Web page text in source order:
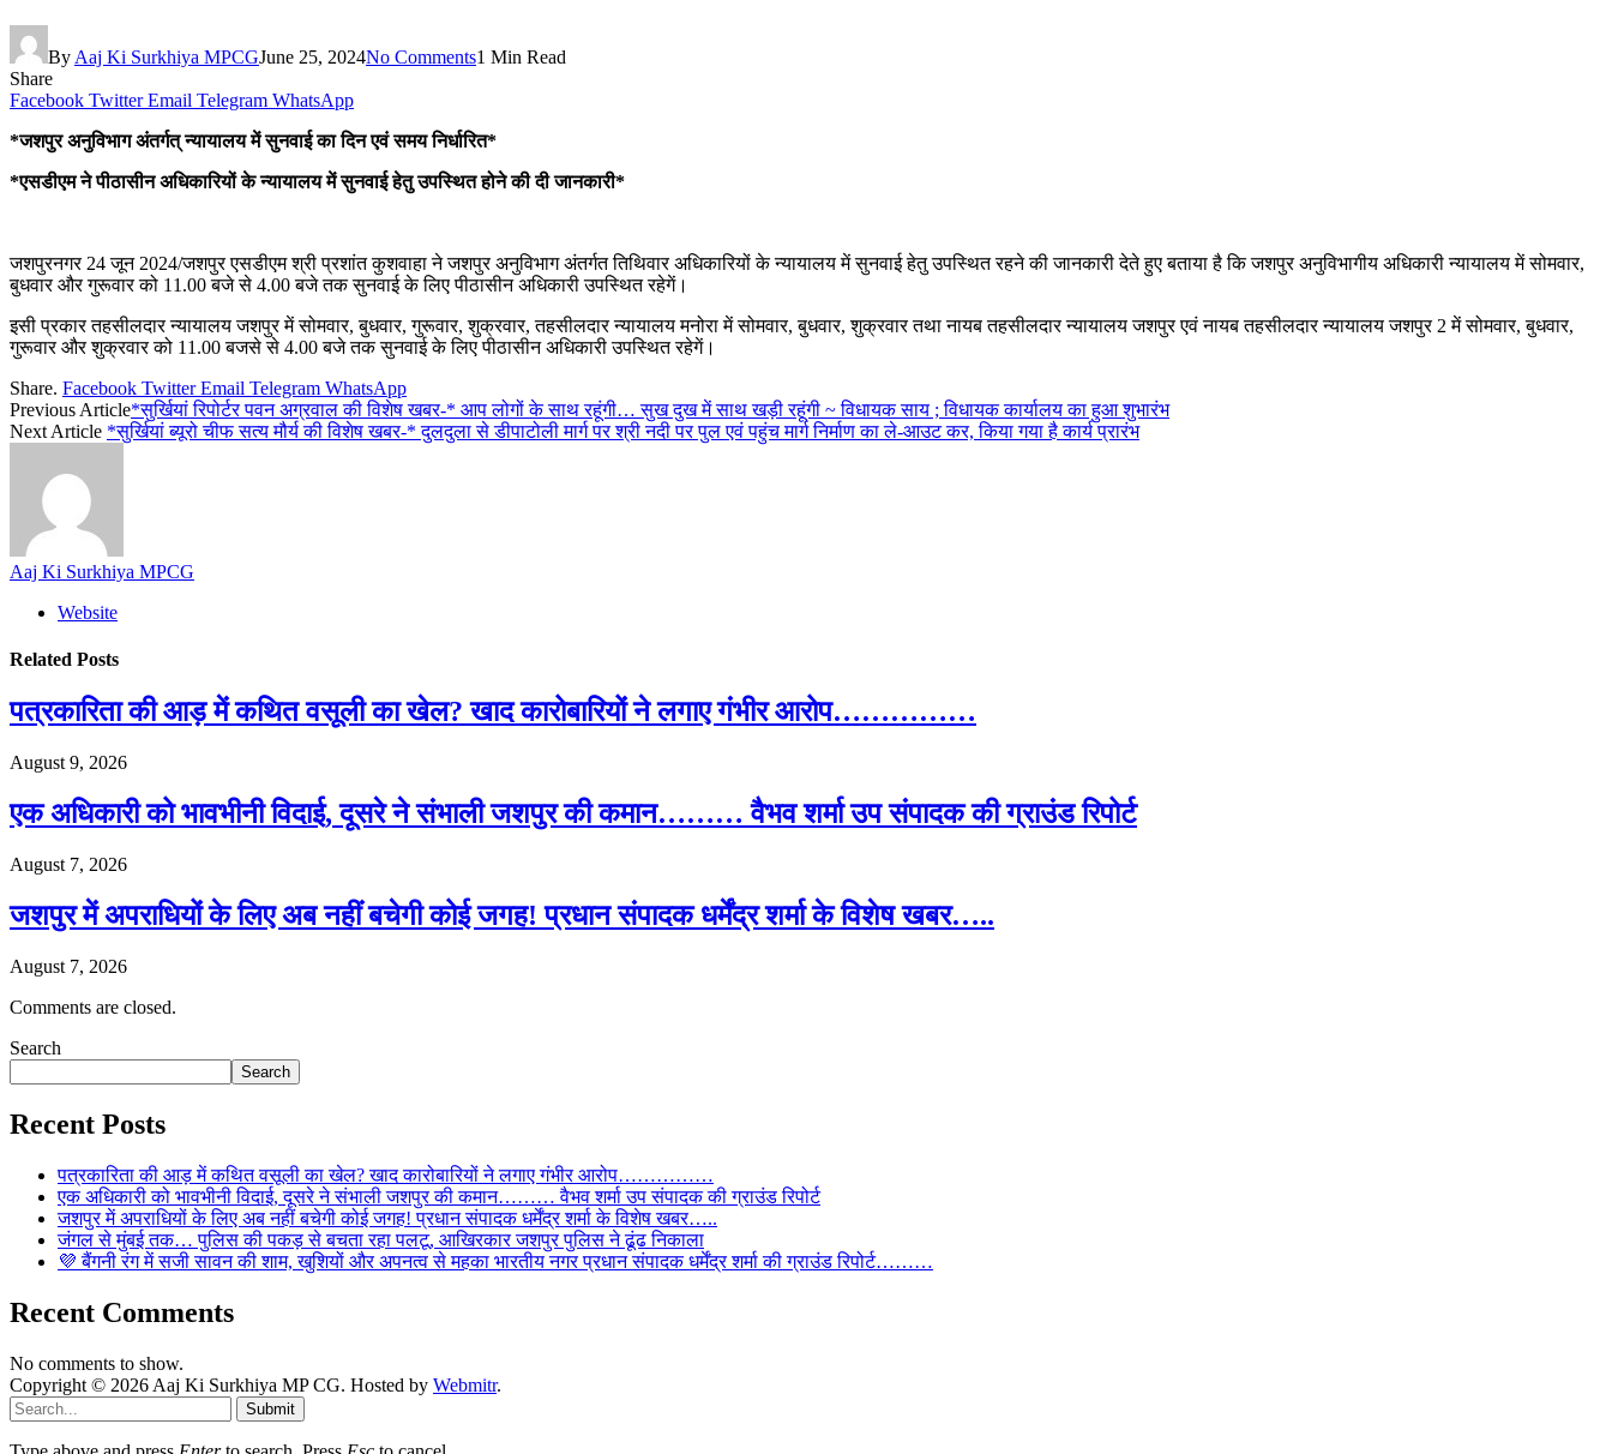
By Aaj Ki Surkhiya MPCGJune 25, 2024No Comments1 Min Read
Share
Facebook Twitter Email Telegram WhatsApp
*जशपुर अनुविभाग अंतर्गत् न्यायालय में सुनवाई का दिन एवं समय निर्धारित*
*एसडीएम ने पीठासीन अधिकारियों के न्यायालय में सुनवाई हेतु उपस्थित होने की दी जानकारी*
जशपुरनगर 24 जून 2024/जशपुर एसडीएम श्री प्रशांत कुशवाहा ने जशपुर अनुविभाग अंतर्गत तिथिवार अधिकारियों के न्यायालय में सुनवाई हेतु उपस्थित रहने की जानकारी देते हुए बताया है कि जशपुर अनुविभागीय अधिकारी न्यायालय में सोमवार,
बुधवार और गुरूवार को 11.00 बजे से 4.00 बजे तक सुनवाई के लिए पीठासीन अधिकारी उपस्थित रहेगें।
इसी प्रकार तहसीलदार न्यायालय जशपुर में सोमवार, बुधवार, गुरूवार, शुक्रवार, तहसीलदार न्यायालय मनोरा में सोमवार, बुधवार, शुक्रवार तथा नायब तहसीलदार न्यायालय जशपुर एवं नायब तहसीलदार न्यायालय जशपुर 2 में सोमवार, बुधवार,
गुरूवार और शुक्रवार को 11.00 बजसे से 4.00 बजे तक सुनवाई के लिए पीठासीन अधिकारी उपस्थित रहेगें।
Share. Facebook Twitter Email Telegram WhatsApp
Previous Article*सुर्खियां रिपोर्टर पवन अग्रवाल की विशेष खबर-* आप लोगों के साथ रहूंगी… सुख दुख में साथ खड़ी रहूंगी ~ विधायक साय ; विधायक कार्यालय का हुआ शुभारंभ
Next Article *सुर्खियां ब्यूरो चीफ सत्य मौर्य की विशेष खबर-* दुलदुला से डीपाटोली मार्ग पर श्री नदी पर पुल एवं पहुंच मार्ग निर्माण का ले-आउट कर, किया गया है कार्य प्रारंभ
Aaj Ki Surkhiya MPCG
Website
Related Posts
पत्रकारिता की आड़ में कथित वसूली का खेल? खाद कारोबारियों ने लगाए गंभीर आरोप……………
August 9, 2026
एक अधिकारी को भावभीनी विदाई, दूसरे ने संभाली जशपुर की कमान……… वैभव शर्मा उप संपादक की ग्राउंड रिपोर्ट
August 7, 2026
जशपुर में अपराधियों के लिए अब नहीं बचेगी कोई जगह! प्रधान संपादक धर्मेंद्र शर्मा के विशेष खबर…..
August 7, 2026
Comments are closed.
Search
Search
Recent Posts
पत्रकारिता की आड़ में कथित वसूली का खेल? खाद कारोबारियों ने लगाए गंभीर आरोप……………
एक अधिकारी को भावभीनी विदाई, दूसरे ने संभाली जशपुर की कमान……… वैभव शर्मा उप संपादक की ग्राउंड रिपोर्ट
जशपुर में अपराधियों के लिए अब नहीं बचेगी कोई जगह! प्रधान संपादक धर्मेंद्र शर्मा के विशेष खबर…..
जंगल से मुंबई तक… पुलिस की पकड़ से बचता रहा पलटू, आखिरकार जशपुर पुलिस ने ढूंढ निकाला
💜 बैंगनी रंग में सजी सावन की शाम, खुशियों और अपनत्व से महका भारतीय नगर प्रधान संपादक धर्मेंद्र शर्मा की ग्राउंड रिपोर्ट………
Recent Comments
No comments to show.
Copyright © 2026 Aaj Ki Surkhiya MP CG. Hosted by Webmitr.
Submit